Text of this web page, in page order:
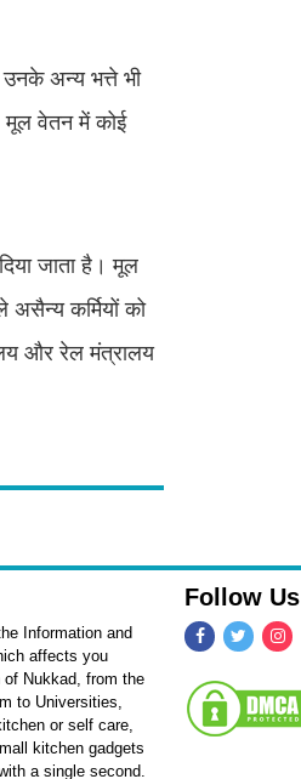
उनके अन्य भत्ते भी
मूल वेतन में कोई
जाता है। मूल
असैन्य कर्मियों को
और रेल मंत्रालय
Information and
affects you
Nukkad, from the
to Universities,
or self care,
kitchen gadgets
a single second.
Follow Us